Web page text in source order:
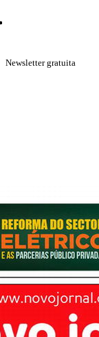
Newsletter gratuita